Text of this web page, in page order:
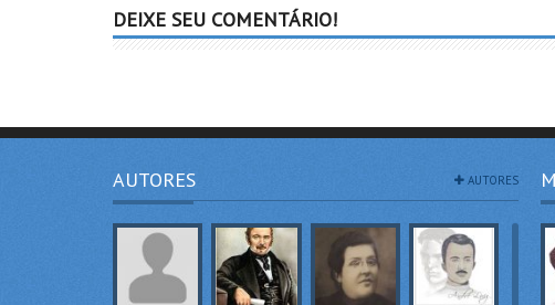
DEIXE SEU COMENTÁRIO!
AUTORES AUTORES